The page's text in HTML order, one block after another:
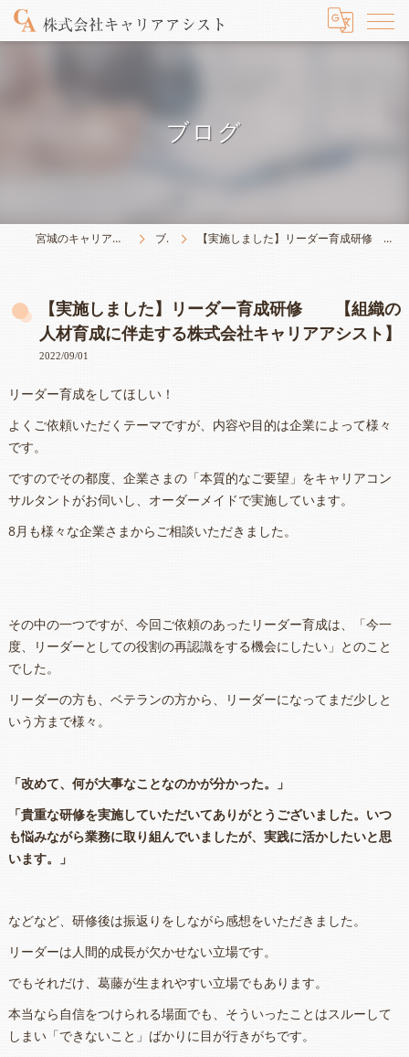
ブログ
宮城のキャリアは株式会社キャリアアシスト ブログ 【実施しました】リーダー育成研修 【組織の人材育成に伴走する株式会社キャリアアシスト】
【実施しました】リーダー育成研修 【組織の
人材育成に伴走する株式会社キャリアアシスト】
2022/09/01
リーダー育成をしてほしい！
よくご依頼いただくテーマですが、内容や目的は企業によって様々
です。
ですのでその都度、企業さまの「本質的なご要望」をキャリアコン
サルタントがお伺いし、オーダーメイドで実施しています。
8月も様々な企業さまからご相談いただきました。
その中の一つですが、今回ご依頼のあったリーダー育成は、「今一
度、リーダーとしての役割の再認識をする機会にしたい」とのこと
でした。
リーダーの方も、ベテランの方から、リーダーになってまだ少しと
いう方まで様々。
「改めて、何が大事なことなのかが分かった。」
「貴重な研修を実施していただいてありがとうございました。いつ
も悩みながら業務に取り組んでいましたが、実践に活かしたいと思
います。」
などなど、研修後は振返りをしながら感想をいただきました。
リーダーは人間的成長が欠かせない立場です。
でもそれだけ、葛藤が生まれやすい立場でもあります。
本当なら自信をつけられる場面でも、そういったことはスルーして
しまい「できないこと」ばかりに目が行きがちです。